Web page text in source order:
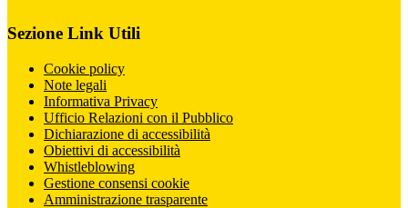
Sezione Link Utili
Cookie policy
Note legali
Informativa Privacy
Ufficio Relazioni con il Pubblico
Dichiarazione di accessibilità
Obiettivi di accessibilità
Whistleblowing
Gestione consensi cookie
Amministrazione trasparente